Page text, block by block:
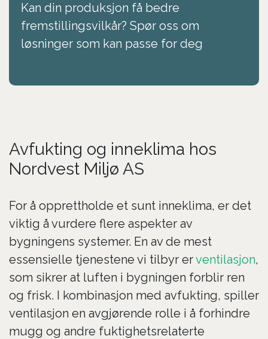
Kan din produksjon få bedre
fremstillingsvilkår? Spør oss om
løsninger som kan passe for deg
Avfukting og inneklima hos
Nordvest Miljø AS
For å opprettholde et sunt inneklima, er det
viktig å vurdere flere aspekter av
bygningens systemer. En av de mest
essensielle tjenestene vi tilbyr erventilasjon,
som sikrer at luften i bygningen forblir ren
og frisk. I kombinasjon med avfukting, spiller
ventilasjon en avgjørende rolle i å forhindre
mugg og andre fuktighetsrelaterte